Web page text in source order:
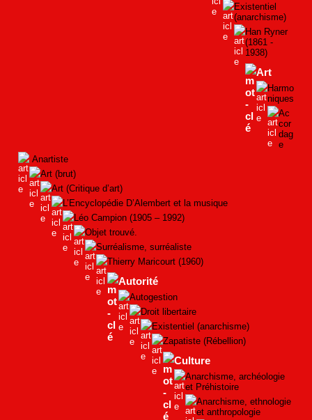
Existentiel
(anarchisme)
Han Ryner
(1861 -
1938)
Art
Harmo
niques
Ac
cor
dag
e
Anartiste
Art (brut)
Art (Critique d’art)
L’Encyclopédie D’Alembert et la musique
Léo Campion (1905 – 1992)
Objet trouvé.
Surréalisme, surréaliste
Thierry Maricourt (1960)
Autorité
Autogestion
Droit libertaire
Existentiel (anarchisme)
Zapatiste (Rébellion)
Culture
Anarchisme, archéologie
et Préhistoire
Anarchisme, ethnologie
et anthropologie